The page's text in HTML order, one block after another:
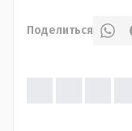
Поделиться